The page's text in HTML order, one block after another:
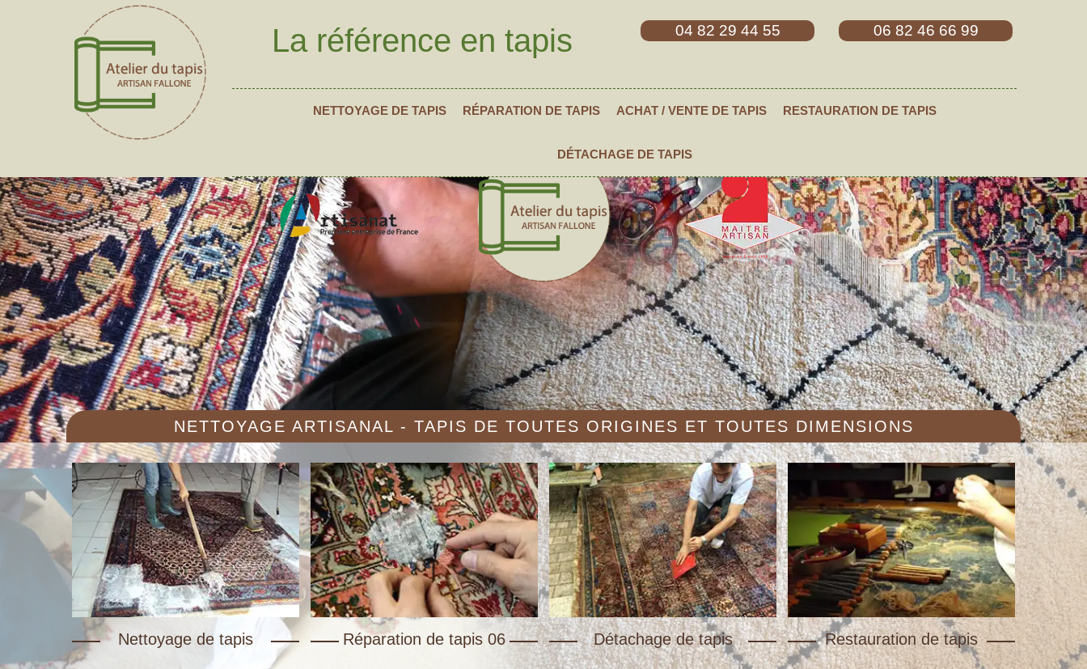
La référence en tapis 04 82 29 44 55 06 82 46 66 99
NETTOYAGE DE TAPIS RÉPARATION DE TAPIS ACHAT / VENTE DE TAPIS RESTAURATION DE TAPIS
DÉTACHAGE DE TAPIS
NETTOYAGE ARTISANAL - TAPIS DE TOUTES ORIGINES ET TOUTES DIMENSIONS
Nettoyage de tapis Réparation de tapis 06 Détachage de tapis Restauration de tapis